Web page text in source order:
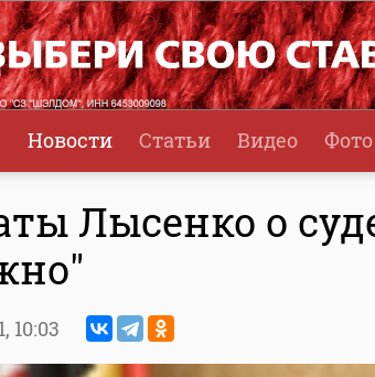
Новости Статьи Видео Фото
Лысенко о
10:03